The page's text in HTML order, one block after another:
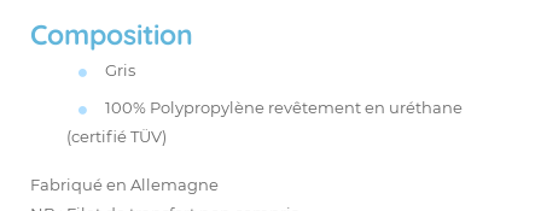
Composition
Gris
100% Polypropylène revêtement en uréthane
(certifié TÜV)
Fabriqué en Allemagne